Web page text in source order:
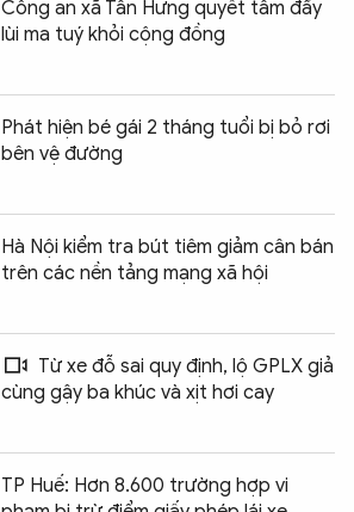
Công an xã Tân Hưng quyết tâm đẩy
lùi ma tuý khỏi cộng đồng
Phát hiện bé gái 2 tháng tuổi bị bỏ rơi
bên vệ đường
Hà Nội kiểm tra bút tiêm giảm cân bán
trên các nền tảng mạng xã hội
Từ xe đỗ sai quy định, lộ GPLX giả
cùng gậy ba khúc và xịt hơi cay
TP Huế: Hơn 8.600 trường hợp vi